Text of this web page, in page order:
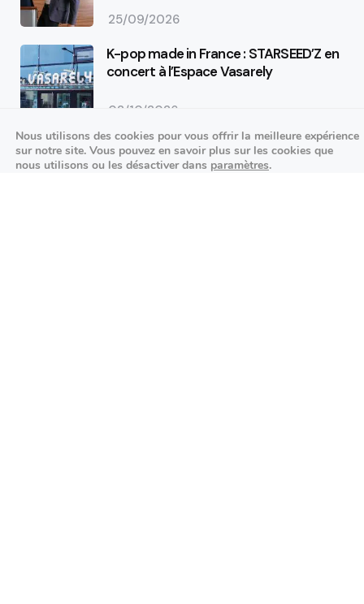
25/09/2026
K-pop made in France : STARSEED’Z en
concert à l’Espace Vasarely
02/10/2026
Événements sportifs
Aucun article trouvé.
Nous utilisons des cookies pour vous offrir la meilleure expérience
sur notre site. Vous pouvez en savoir plus sur les cookies que
nous utilisons ou les désactiver dans paramètres.